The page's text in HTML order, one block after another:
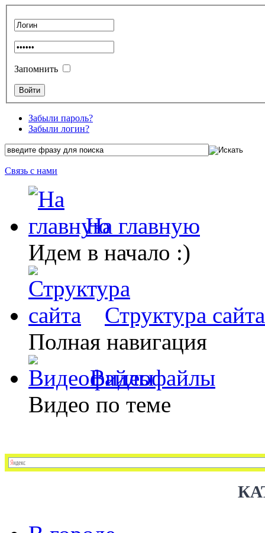
Запомнить
Забыли пароль?
Забыли логин?
Связь с нами
На главную
Идем в начало :)
Структура сайта
Полная навигация
Видеофайлы
Видео по теме